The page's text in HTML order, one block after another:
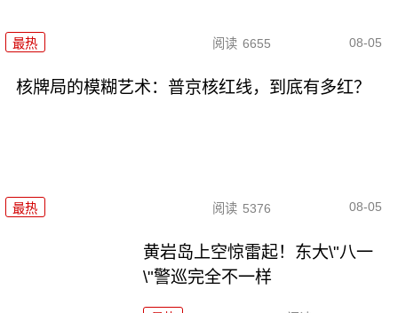
最热 阅读 6655 08-05
核牌局的模糊艺术：普京核红线，到底有多红？
最热 阅读 5376 08-05
黄岩岛上空惊雷起！东大\"八一
\"警巡完全不一样